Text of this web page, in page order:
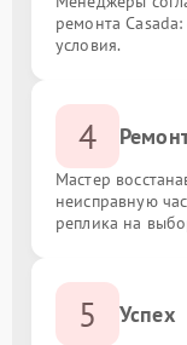
ремонта
условия.
4
Мастер
неисправную
реплика на
5 Успех